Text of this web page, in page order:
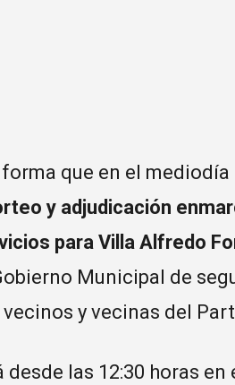
que en el mediodía
y adjudicación
para Villa Alfredo
Municipal de
y vecinas del
las 12:30 horas en